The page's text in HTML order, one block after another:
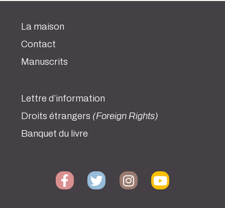
La maison
Contact
Manuscrits
Lettre d’information
Droits étrangers (Foreign Rights)
Banquet du livre